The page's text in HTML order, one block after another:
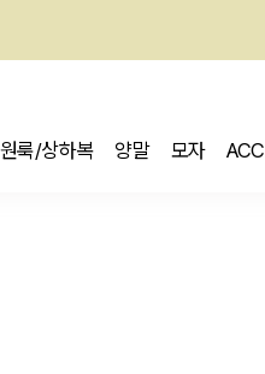
룩/상하복 양말 모자 ACC